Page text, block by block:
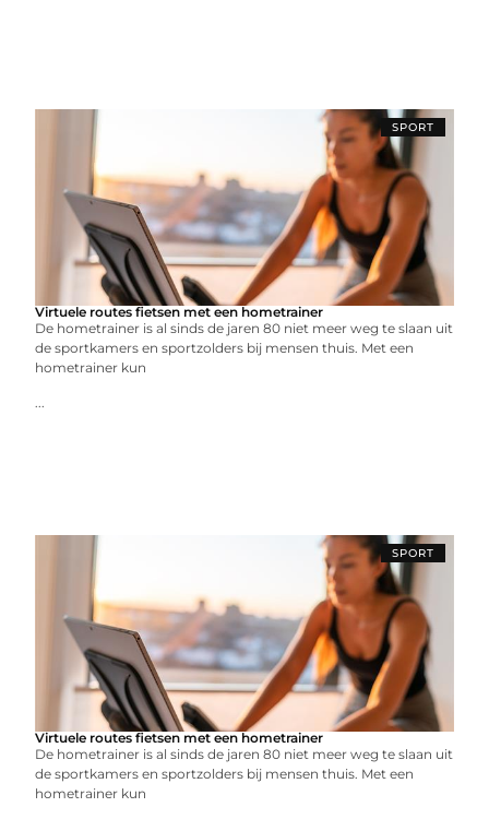
SPORT
Virtuele routes fietsen met een hometrainer
De hometrainer is al sinds de jaren 80 niet meer weg te slaan uit
de sportkamers en sportzolders bij mensen thuis. Met een
hometrainer kun
...
SPORT
Virtuele routes fietsen met een hometrainer
De hometrainer is al sinds de jaren 80 niet meer weg te slaan uit
de sportkamers en sportzolders bij mensen thuis. Met een
hometrainer kun